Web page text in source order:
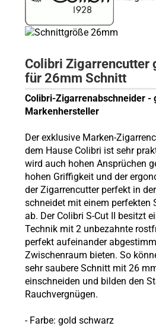
Colibri Zigarrencutter
für 26mm Schnitt
Colibri-Zigarrenabschneider -
Markenhersteller
Der exklusive Marken-
dem Hause Colibri ist sehr
wird auch hohen Ansprüchen
hohen Griffigkeit und der
der Zigarrencutter perfekt in
schneidet mit einem perfekten
ab. Der Colibri S-Cut II besitzt
Technik mit 2 unbezahnte
perfekt aufeinander
Zwischenraum bieten. So
sehr saubere Schnitt mit 26
einschneiden und bilden den
Rauchvergnügen.
- Farbe: gold schwarz